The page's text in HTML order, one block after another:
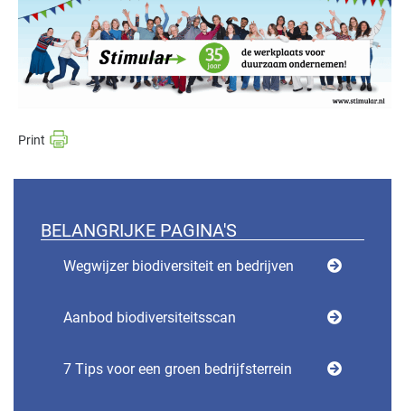
BELANGRIJKE PAGINA'S
Wegwijzer biodiversiteit en bedrijven
Aanbod biodiversiteitsscan
7 Tips voor een groen bedrijfsterrein